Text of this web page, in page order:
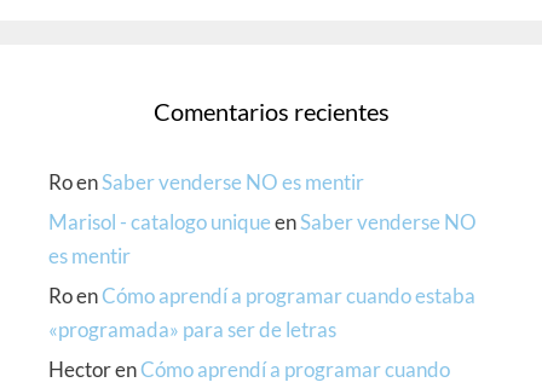
Comentarios recientes
RoenSaber venderse NO es mentir
Marisol - catalogo uniqueenSaber venderse NO
es mentir
RoenCómo aprendí a programar cuando estaba
«programada» para ser de letras
HectorenCómo aprendí a programar cuando